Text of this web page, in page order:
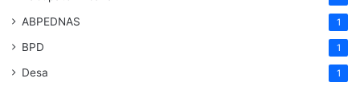
ABPEDNAS 1
BPD 1
Desa 1